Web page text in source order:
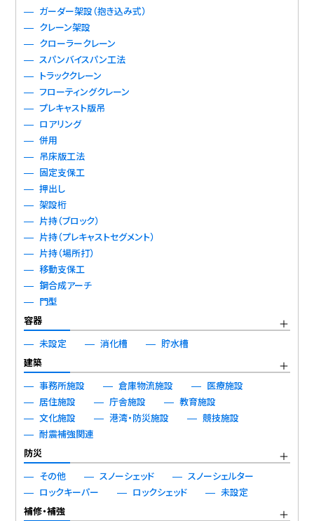
ガーダー架設（抱き込み式）
クレーン架設
クローラークレーン
スパンバイスパン工法
トラッククレーン
フローティングクレーン
プレキャスト版吊
ロアリング
併用
吊床版工法
固定支保工
押出し
架設桁
片持（ブロック）
片持（プレキャストセグメント）
片持（場所打）
移動支保工
鋼合成アーチ
門型
容器
未設定
消化槽
貯水槽
建築
事務所施設
倉庫物流施設
医療施設
居住施設
庁舎施設
教育施設
文化施設
港湾・防災施設
競技施設
耐震補強関連
防災
その他
スノーシェッド
スノーシェルター
ロックキーパー
ロックシェッド
未設定
補修・補強